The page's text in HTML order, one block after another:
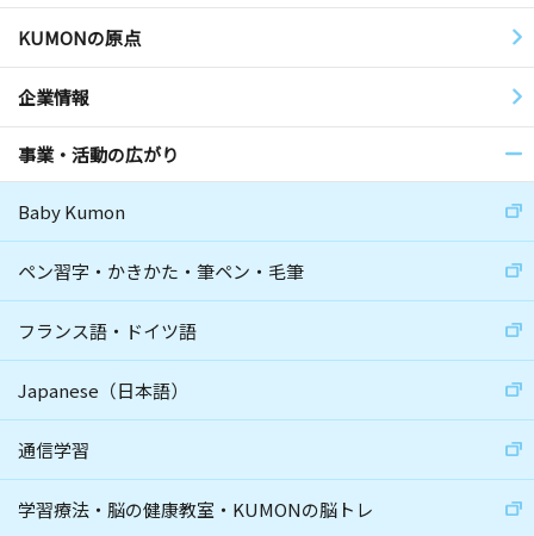
KUMONの原点
企業情報
事業・活動の広がり
Baby Kumon
ペン習字・かきかた・筆ペン・毛筆
フランス語・ドイツ語
Japanese（日本語）
通信学習
学習療法・脳の健康教室・KUMONの脳トレ